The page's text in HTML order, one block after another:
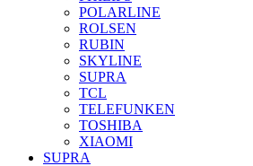
POLARLINE
ROLSEN
RUBIN
SKYLINE
SUPRA
TCL
TELEFUNKEN
TOSHIBA
XIAOMI
SUPRA